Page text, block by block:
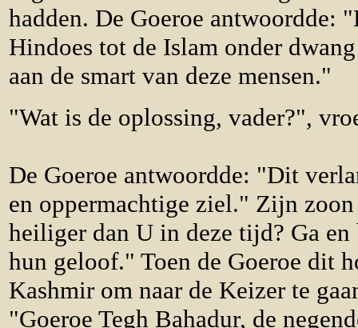
hadden. De Goeroe antwoordde:
Hindoes tot de Islam onder
aan de smart van deze mensen."
"Wat is de oplossing, vader?",
De Goeroe antwoordde: "Dit
en oppermachtige ziel." Zijn
heiliger dan U in deze tijd? Ga
hun geloof." Toen de Goeroe dit
Kashmir om naar de Keizer te
"Goeroe Tegh Bahadur, de